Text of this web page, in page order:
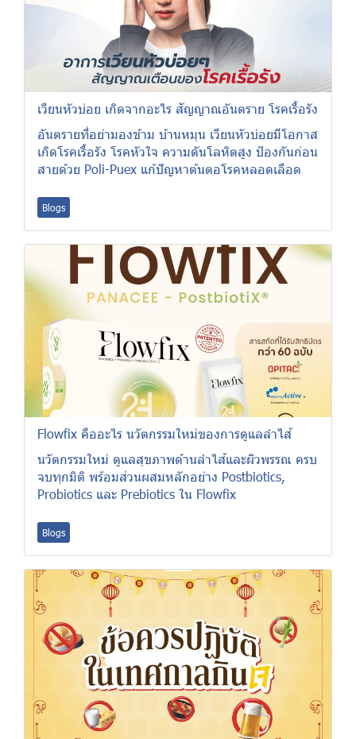
เวียนหัวบ่อย เกิดจากอะไร สัญญาณอันตราย โรคเรื้อรัง
อันตรายที่อย่ามองข้าม บ้านหมุน เวียนหัวบ่อยมีโอกาส
เกิดโรคเรื้อรัง โรคหัวใจ ความดันโลหิตสูง ป้องกันก่อน
สายด้วย Poli-Puex แก้ปัญหาต้นตอโรคหลอดเลือด
Blogs
Flowfix คืออะไร นวัตกรรมใหม่ของการดูแลลำไส้
นวัตกรรมใหม่ ดูแลสุขภาพด้านลำไส้และผิวพรรณ ครบ
จบทุกมิติ พร้อมส่วนผสมหลักอย่าง Postbiotics,
Probiotics และ Prebiotics ใน Flowfix
Blogs